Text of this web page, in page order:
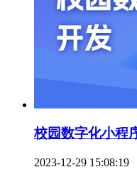
校园数字化小程
2023-12-29 15:08:19